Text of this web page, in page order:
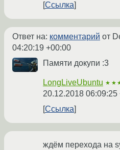
Ссылка
Ответ на: комментарий от
04:20:19 +00:00
Памяти докупи :3
LongLiveUbuntu
20.12.2018 06:09:25
Ссылка
ждём перехода на